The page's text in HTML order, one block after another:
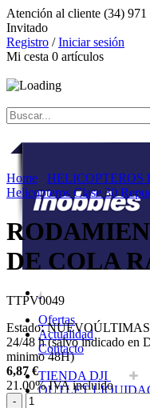
Atención al cliente (34) 971
Invitado
Registro /Iniciar sesión
Mi cesta 0 artículos
Ofertas
Actualidad
Contacto
TIENDA DJI
OUTLET
Home HELICOPTEROS
Helicopteros Clase 30
DE COLA
TTPV0049
Estado:NUEVO
24/48 h (salvo indicado en
minimo 48H)
6,87 €
21.00%IVA incluido
-